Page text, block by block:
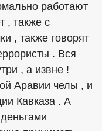
работают
, также с
, также говорят
. Вся
, а извне !
Аравии челы , и
Кавказа . А